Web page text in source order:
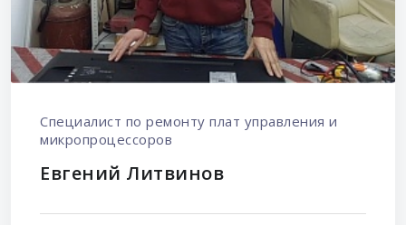
Специалист по ремонту плат управления и
микропроцессоров
Евгений Литвинов